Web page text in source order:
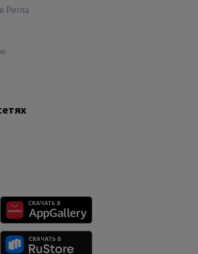
Ригла